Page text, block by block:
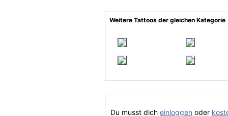
Weitere Tattoos der gleichen Kategorie
Du musst dich einloggen oder